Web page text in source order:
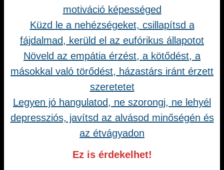
motiváció képességed
Küzd le a nehézségeket, csillapítsd a
fájdalmad, kerüld el az eufórikus állapotot
Növeld az empátia érzést, a kötődést, a
másokkal való törődést, házastárs iránt érzett
szeretetet
Legyen jó hangulatod, ne szorongj, ne lehyél
depressziós, javítsd az alvásod minőségén és
az étvágyadon
Ez is érdekelhet!